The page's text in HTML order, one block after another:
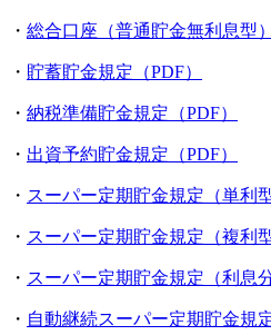
・ 総合口座（普通貯金無利息型
・ 貯蓄貯金規定（PDF）
・ 納税準備貯金規定（PDF）
・ 出資予約貯金規定（PDF）
・ スーパー定期貯金規定（単利
・ スーパー定期貯金規定（複利
・ スーパー定期貯金規定（利息
・ 自動継続スーパー定期貯金規